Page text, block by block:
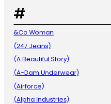
#
&Co Woman
(247 Jeans)
(A Beautiful Story)
(A-Dam Underwear)
(Airforce)
(Alpha Industries)